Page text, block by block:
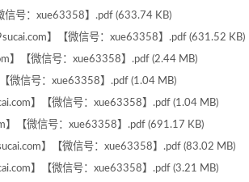
号：xue63358】.pdf (633.74 KB)
】【微信号：xue63358】.pdf (631.52 KB)
】【微信号：xue63358】.pdf (2.44 MB)
微信号：xue63358】.pdf (1.04 MB)
】【微信号：xue63358】.pdf (1.04 MB)
【微信号：xue63358】.pdf (691.17 KB)
】【微信号：xue63358】.pdf (83.02 MB)
】【微信号：xue63358】.pdf (3.21 MB)